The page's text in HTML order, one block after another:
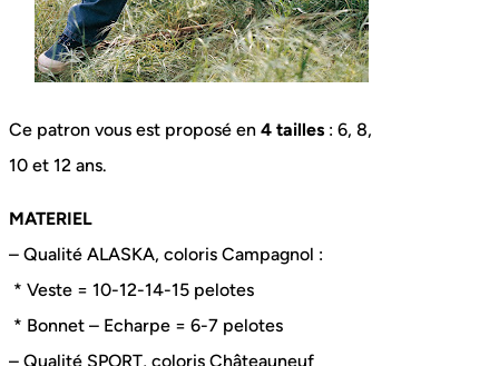
Ce patron vous est proposé en 4 tailles : 6, 8,
10 et 12 ans.
MATERIEL
– Qualité ALASKA, coloris Campagnol :
* Veste = 10-12-14-15 pelotes
* Bonnet – Echarpe = 6-7 pelotes
– Qualité SPORT, coloris Châteauneuf